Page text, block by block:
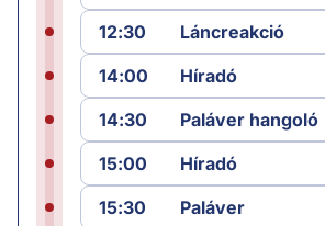
12:30
Láncreakció
14:00
Híradó
14:30
Paláver hangoló
15:00
Híradó
15:30
Paláver